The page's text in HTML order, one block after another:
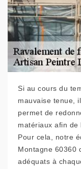
Si au cours du
mauvaise tenue,
permet de
matériaux afin de
Pour cela, notre
Montagne 60360
adéquats à